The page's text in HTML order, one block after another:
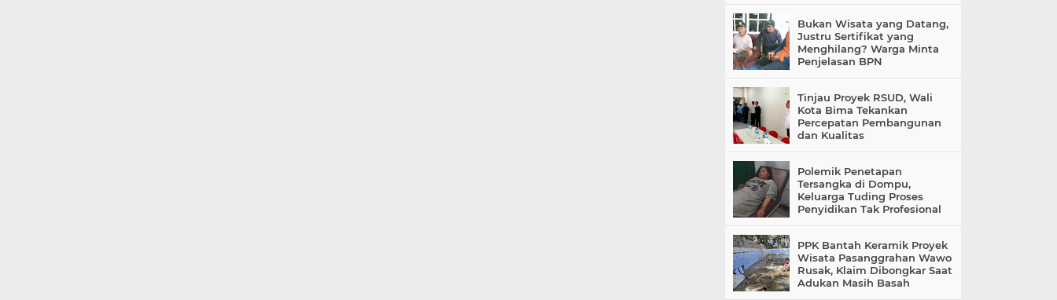
Bukan Wisata yang Datang,
Justru Sertifikat yang
Menghilang? Warga Minta
Penjelasan BPN
Tinjau Proyek RSUD, Wali
Kota Bima Tekankan
Percepatan Pembangunan
dan Kualitas
Polemik Penetapan
Tersangka di Dompu,
Keluarga Tuding Proses
Penyidikan Tak Profesional
PPK Bantah Keramik Proyek
Wisata Pasanggrahan Wawo
Rusak, Klaim Dibongkar Saat
Adukan Masih Basah